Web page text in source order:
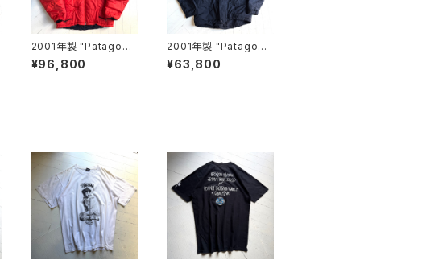
2001年製 "Patagoni
a" DAS PARKA
¥96,800
2001年製 "Patagoni
a" infurno jacket
¥63,800